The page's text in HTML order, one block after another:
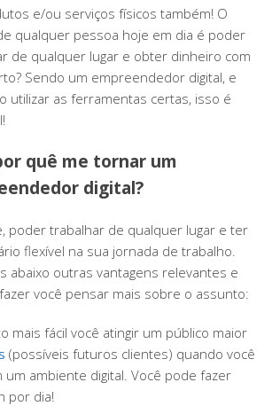
e/ou serviços físicos também! O
qualquer pessoa hoje em dia é poder
de qualquer lugar e obter dinheiro com
Sendo um empreendedor digital, e
utilizar as ferramentas certas, isso é
quê me tornar um
digital?
poder trabalhar de qualquer lugar e ter
flexível na sua jornada de trabalho.
abaixo outras vantagens relevantes e
você pensar mais sobre o assunto:
mais fácil você atingir um público maior
(possíveis futuros clientes) quando você
um ambiente digital. Você pode fazer
por dia!